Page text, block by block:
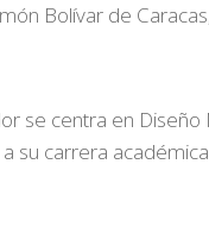
Bolívar de
se centra en
su carrera